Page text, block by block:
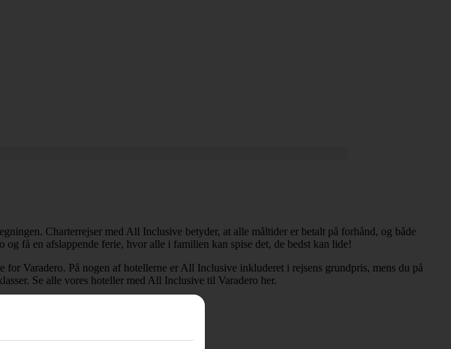
Charterrejser med All Inclusive betyder, at alle måltider er betalt på forhånd, og både
få en afslappende ferie, hvor alle i familien kan spise det, de bedst kan lide!
På nogen af hotellerne er All Inclusive inkluderet i rejsens grundpris, mens du på
Se alle vores hoteller med All Inclusive til Varadero her.